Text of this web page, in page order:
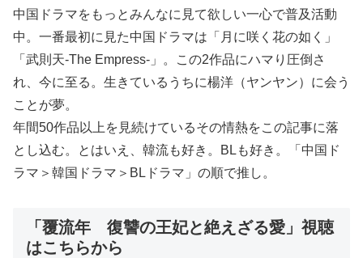
中国ドラマをもっとみんなに見て欲しい一心で普及活動
中。一番最初に見た中国ドラマは「月に咲く花の如く」
「武則天-The Empress-」。この2作品にハマり圧倒さ
れ、今に至る。生きているうちに楊洋（ヤンヤン）に会う
ことが夢。
年間50作品以上を見続けているその情熱をこの記事に落
とし込む。とはいえ、韓流も好き。BLも好き。「中国ド
ラマ＞韓国ドラマ＞BLドラマ」の順で推し。
「覆流年 復讐の王妃と絶えざる愛」視聴
はこちらから